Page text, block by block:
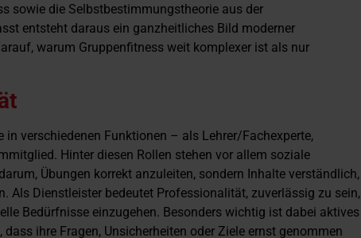
sowie die Selbstbestimmungstheorie aus der
entsteht daraus ein ganzheitliches Bild moderner
warum Gruppenfitness weit komplexer ist als nur
verschiedenen Funktionen – als Lehrer/Fachexperte,
Hinter diesen Rollen stehen vor allem soziale
Übungen korrekt anzuleiten, sondern Inhalte verständlich,
Als Dienstleister bedeutet Professionalität, zuverlässig zu sein,
Bedürfnisse einzugehen. Besonders wichtig ist dabei aktives
ihre Fragen, Unsicherheiten oder Ziele ernst genommen